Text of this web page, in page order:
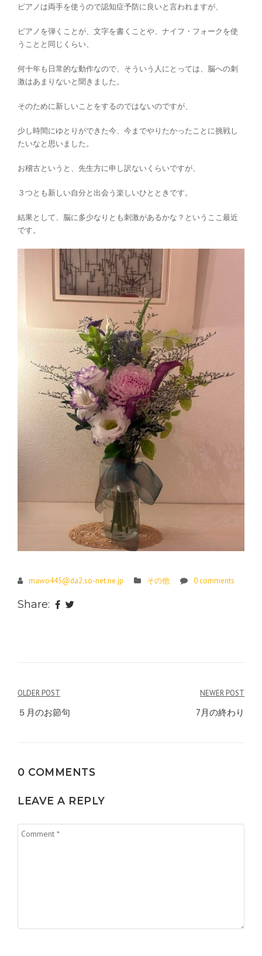
ピアノは両手を使うので認知症予防に良いと言われますが、
ピアノを弾くことが、文字を書くことや、ナイフ・フォークを使
うことと同じくらい、
何十年も日常的な動作なので、そういう人にとっては、脳への刺
激はあまりないと聞きました。
そのために新しいことをするのではないのですが、
少し時間にゆとりができた今、今までやりたかったことに挑戦し
たいなと思いました。
お稽古というと、先生方に申し訳ないくらいですが、
３つとも新しい自分と出会う楽しいひとときです。
結果として、脳に多少なりとも刺激があるかな？というここ最近
です。
mawo445@da2.so-net.ne.jp その他 0 comments
Share:
投
稿
ゲ
ー
シ
ョ
OLDER POST
５月のお節句
NEWER POST
7月の終わり
0 COMMENTS
LEAVE A REPLY